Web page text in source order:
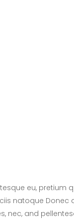
eu,
natoque Donec
nec, and